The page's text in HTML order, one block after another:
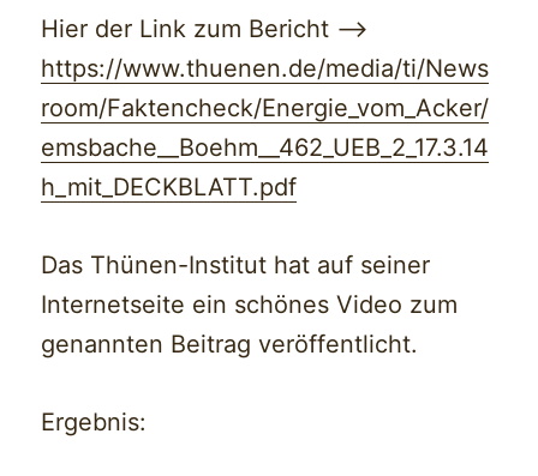
Hier der Link zum Bericht —>
https://www.thuenen.de/media/ti/News
room/Faktencheck/Energie_vom_Acker/
emsbache__Boehm__462_UEB_2_17.3.14
h_mit_DECKBLATT.pdf
Das Thünen-Institut hat auf seiner
Internetseite ein schönes Video zum
genannten Beitrag veröffentlicht.
Ergebnis: